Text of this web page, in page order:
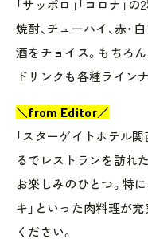
「サッポロ」「コロナ」
焼酎、チューハイ、赤・
酒をチョイス。もちろ
ドリンクも各種ライン
＼from Editor／
「スターゲイトホテル
るでレストランを訪れ
お楽しみのひとつ。特に
キ」といった肉料理が
ください。